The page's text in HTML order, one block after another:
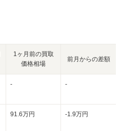
1ヶ月前の買取
価格相場
前月からの差額
- -
91.6万円 -1.9万円